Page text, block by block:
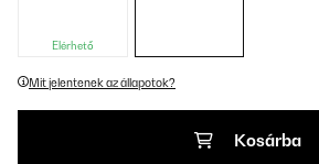
Elérhető
Mit jelentenek az állapotok?
Kosárba